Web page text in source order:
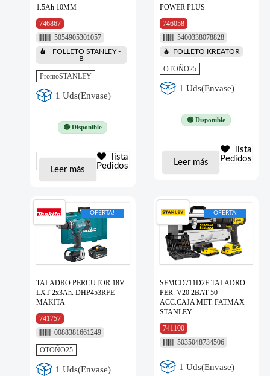
1.5Ah 10MM
746867
5054905301057
FOLLETO STANLEY -
B
PromoSTANLEY
1 Uds(Envase)
🟢 Disponible
Leer más
lista
Pedidos
POWER PLUS
746058
5400338078828
FOLLETO KREATOR
OTOÑO25
1 Uds(Envase)
🟢 Disponible
Leer más
lista
Pedidos
OFERTA!
TALADRO PERCUTOR 18V
LXT 2x3Ah. DHP453RFE
MAKITA
741757
0088381661249
OTOÑO25
1 Uds(Envase)
OFERTA!
SFMCD711D2F TALADRO
PER. V20 2BAT 50
ACC.CAJA MET. FATMAX
STANLEY
741100
5035048734506
1 Uds(Envase)